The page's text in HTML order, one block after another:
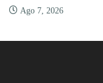
Ago 7, 2026